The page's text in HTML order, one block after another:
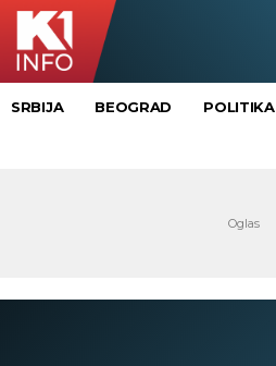
SRBIJA BEOGRAD POLITIKA